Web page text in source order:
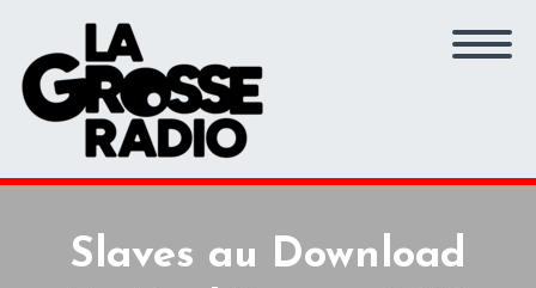
Slaves au Download